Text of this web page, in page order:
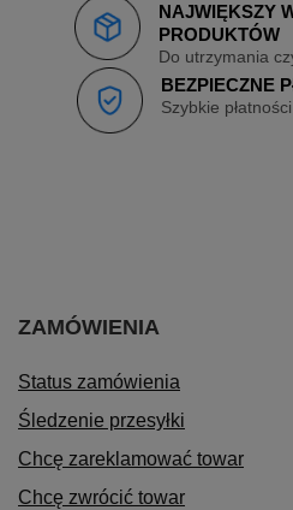
NAJWIĘKSZY
PRODUKTÓW
Do utrzymania
BEZPIECZNE
Szybkie
ZAMÓWIENIA
Status zamówienia
Śledzenie przesyłki
Chcę zareklamować towar
Chcę zwrócić towar